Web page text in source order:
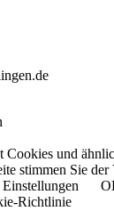
Cookies und
stimmen Sie
Richtlinie